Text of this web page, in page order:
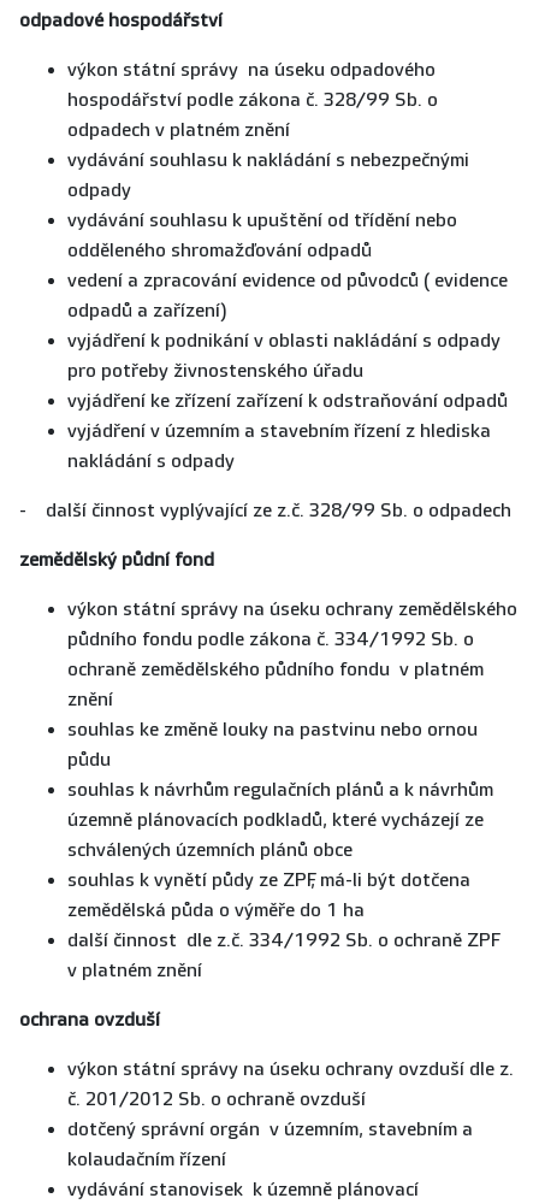
odpadové hospodářství
výkon státní správy na úseku odpadového
hospodářství podle zákona č. 328/99 Sb. o
odpadech v platném znění
vydávání souhlasu k nakládání s nebezpečnými
odpady
vydávání souhlasu k upuštění od třídění nebo
odděleného shromažďování odpadů
vedení a zpracování evidence od původců ( evidence
odpadů a zařízení)
vyjádření k podnikání v oblasti nakládání s odpady
pro potřeby živnostenského úřadu
vyjádření ke zřízení zařízení k odstraňování odpadů
vyjádření v územním a stavebním řízení z hlediska
nakládání s odpady
- další činnost vyplývající ze z.č. 328/99 Sb. o odpadech
zemědělský půdní fond
výkon státní správy na úseku ochrany zemědělského
půdního fondu podle zákona č. 334/1992 Sb. o
ochraně zemědělského půdního fondu v platném
znění
souhlas ke změně louky na pastvinu nebo ornou
půdu
souhlas k návrhům regulačních plánů a k návrhům
územně plánovacích podkladů, které vycházejí ze
schválených územních plánů obce
souhlas k vynětí půdy ze ZPF, má-li být dotčena
zemědělská půda o výměře do 1 ha
další činnost dle z.č. 334/1992 Sb. o ochraně ZPF
v platném znění
ochrana ovzduší
výkon státní správy na úseku ochrany ovzduší dle z.
č. 201/2012 Sb. o ochraně ovzduší
dotčený správní orgán v územním, stavebním a
kolaudačním řízení
vydávání stanovisek k územně plánovací